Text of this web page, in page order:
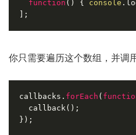
function ( ) { console
];
你只需要遍历这个数组，并调
callbacks. forEach (
callback();
});